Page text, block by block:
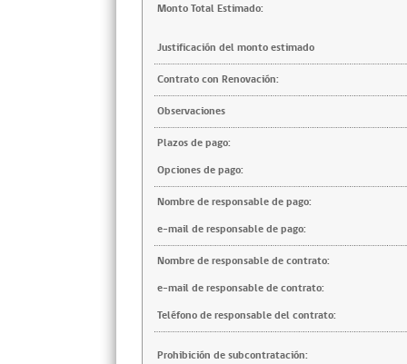
Monto Total Estimado:
Justificación del monto estimado
Contrato con Renovación:
Observaciones
Plazos de pago:
Opciones de pago:
Nombre de responsable de pago:
e-mail de responsable de pago:
Nombre de responsable de contrato:
e-mail de responsable de contrato:
Teléfono de responsable del contrato:
Prohibición de subcontratación: